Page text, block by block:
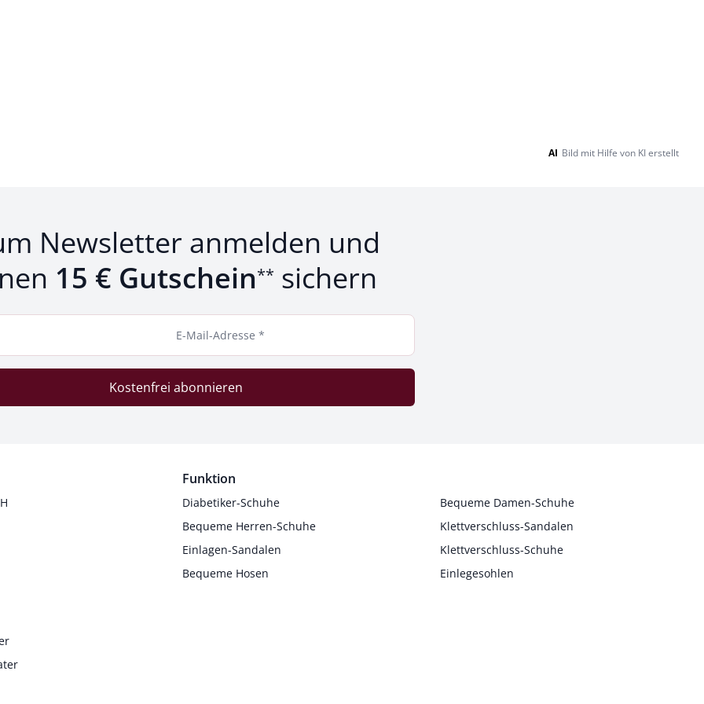
AI Bild mit Hilfe von KI erstellt
Newsletter anmelden und
15 € Gutschein** sichern
E-Mail-Adresse *
Kostenfrei abonnieren
Funktion
Diabetiker-Schuhe
Bequeme Damen-Schuhe
Bequeme Herren-Schuhe
Klettverschluss-Sandalen
Einlagen-Sandalen
Klettverschluss-Schuhe
Bequeme Hosen
Einlegesohlen